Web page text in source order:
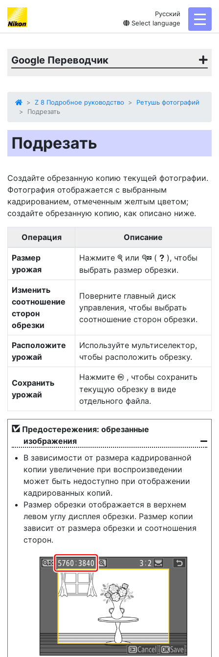
Русский
Select language
Google Переводчик
Z 8 Подробное руководство
Ретушь фотографий
Подрезать
Подрезать
Создайте обрезанную копию текущей фотографии.
Фотография отображается с выбранным
кадрированием, отмеченным желтым цветом;
создайте обрезанную копию, как описано ниже.
Операция Описание
Размер
урожая
Нажмите X или W ( Q ), чтобы
выбрать размер обрезки.
Изменить
соотношение
сторон
обрезки
Поверните главный диск
управления, чтобы выбрать
соотношение сторон обрезки.
Расположите
урожай
Используйте мультиселектор,
чтобы расположить обрезку.
Сохранить
урожай
Нажмите J , чтобы сохранить
текущую обрезку в виде
отдельного файла.
Предостережения: обрезанные
изображения
В зависимости от размера кадрированной
копии увеличение при воспроизведении
может быть недоступно при отображении
кадрированных копий.
Размер обрезки отображается в верхнем
левом углу дисплея обрезки. Размер копии
зависит от размера обрезки и соотношения
сторон.